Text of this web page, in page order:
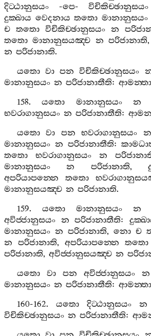
දිට‍්ඨානුසයං -පෙ- විචිකිච‍්ඡානුසයං
දුක‍්ඛාය වෙදනාය තතො මානානුසයං
ච තතො විචිකිච‍්ඡානුසයං න
තතො මානානුසයඤ‍්ච න පරිජානාති,
න පරිජානාති.
යතො වා පන විචිකිච‍්ඡානුසයං
මානානුසයං න පරිජානාතීති: ආමන‍්තා
158.යතො මානානුසයං න
භවරාගානුසයං න පරිජානාතීති:
යතො
වා පන භවරාගානුසයං න
මානානුසයං න පරිජානාතීති:
තතො
භවරාගානුසයං න
මානානුසයං
න පරිජානාති,
අපරියාපන‍්නෙ
තතො
මානානුසයඤ‍්ච න පරිජානාති.
159. යතො මානානුසයං න
අවිජ‍්ජානුසයං න පරිජානාතීති:
මානානුසයං න පරිජානාති, නො ච
න
පරිජානාති, අපරියාපන‍්නෙ තතො
පරිජානාති, අවිජ‍්ජානුසයඤ‍්ච න
යතො
වා පන අවිජ‍්ජානුසයං න
මානානුසයං න පරිජානාතීති: ආමන‍්තා
160-162. යතො දිට‍්ඨානුසයං න
විචිකිච‍්ඡානුසයං න පරිජානාතීති: